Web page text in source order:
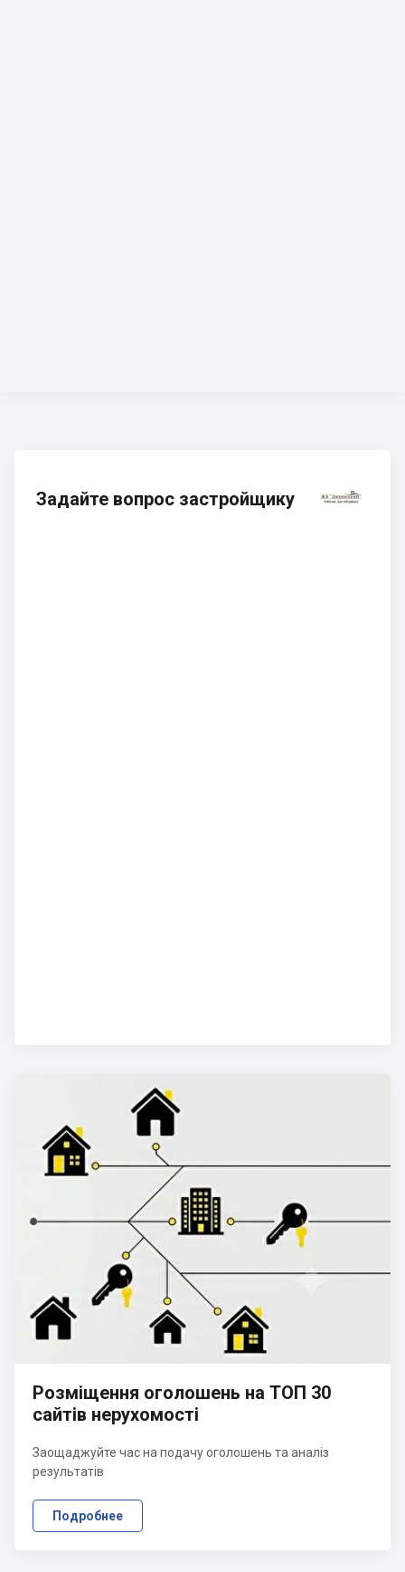
Задайте вопрос застройщику
Розміщення оголошень на ТОП 30
сайтів нерухомості
Заощаджуйте час на подачу оголошень та аналіз
результатів
Подробнее